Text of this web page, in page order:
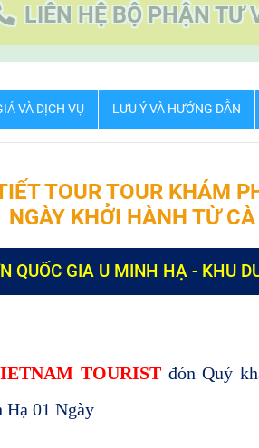
LIÊN HỆ BỘ PHẬN TƯ
VÀ DỊCH VỤ LƯU Ý VÀ HƯỚNG DẪN
TOUR TOUR KHÁM
KHỞI HÀNH TỪ
QUỐC GIA U MINH HẠ - KHU
TOURIST đón Quý
01 Ngày